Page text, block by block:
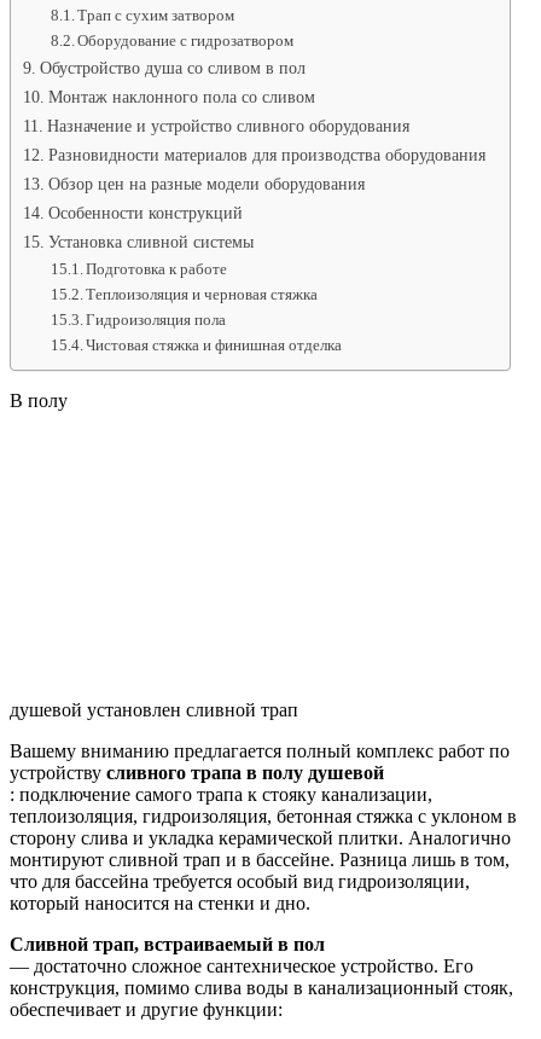
Трап с сухим затвором
Оборудование с гидрозатвором
Обустройство душа со сливом в пол
Монтаж наклонного пола со сливом
Назначение и устройство сливного оборудования
Разновидности материалов для производства оборудования
Обзор цен на разные модели оборудования
Особенности конструкций
Установка сливной системы
Подготовка к работе
Теплоизоляция и черновая стяжка
Гидроизоляция пола
Чистовая стяжка и финишная отделка
В полу
душевой установлен сливной трап
Вашему вниманию предлагается полный комплекс работ по
устройству сливного трапа в полу душевой
: подключение самого трапа к стояку канализации,
теплоизоляция, гидроизоляция, бетонная стяжка с уклоном в
сторону слива и укладка керамической плитки. Аналогично
монтируют сливной трап и в бассейне. Разница лишь в том,
что для бассейна требуется особый вид гидроизоляции,
который наносится на стенки и дно.
Сливной трап, встраиваемый в пол
— достаточно сложное сантехническое устройство. Его
конструкция, помимо слива воды в канализационный стояк,
обеспечивает и другие функции: